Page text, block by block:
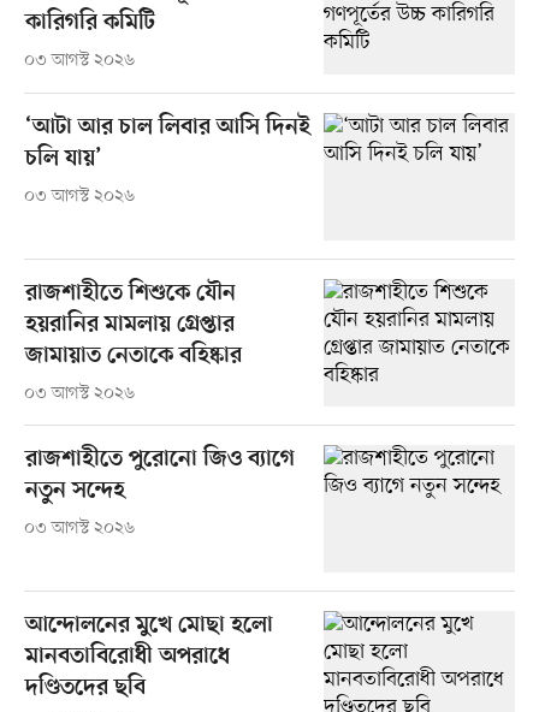
কারিগরি কমিটি
০৩ আগস্ট ২০২৬
‘আটা আর চাল লিবার আসি দিনই
চলি যায়’
০৩ আগস্ট ২০২৬
রাজশাহীতে শিশুকে যৌন
হয়রানির মামলায় গ্রেপ্তার
জামায়াত নেতাকে বহিষ্কার
০৩ আগস্ট ২০২৬
রাজশাহীতে পুরোনো জিও ব্যাগে
নতুন সন্দেহ
০৩ আগস্ট ২০২৬
আন্দোলনের মুখে মোছা হলো
মানবতাবিরোধী অপরাধে
দণ্ডিতদের ছবি